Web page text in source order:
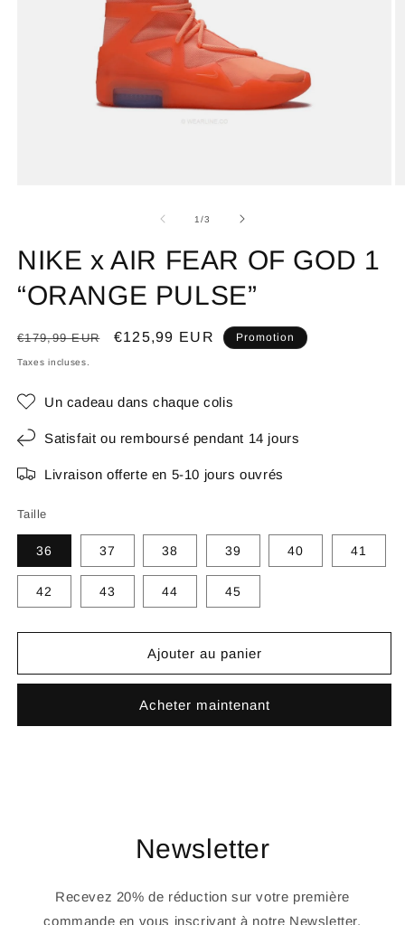
1/de
3
NIKE x AIR FEAR OF GOD 1
“ORANGE PULSE”
Prix
habituel
€179,99 EUR
Prix
€125,99 EUR Promotion
Taxes incluses.
Un cadeau dans chaque colis
Satisfait ou remboursé pendant 14 jours
Livraison offerte en 5-10 jours ouvrés
Taille
36 37 38 39 40 41
42 43 44 45
Ajouter au panier
Acheter maintenant
Newsletter
Recevez 20% de réduction sur votre première
commande en vous inscrivant à notre Newsletter.